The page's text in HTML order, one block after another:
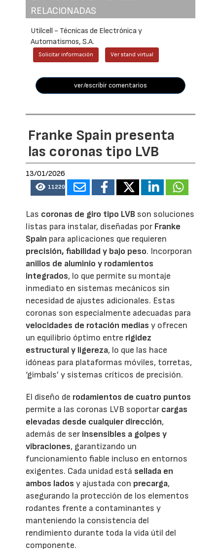
RELACIONADAS
Utilcell - Técnicas de Electrónica y
Automatismos, S.A.
Solicitar información Ver stand virtual
ver/escribir comentarios
Franke Spain presenta
las coronas tipo LVB
13/01/2026
11220
Las coronas de giro tipo LVB son soluciones
listas para instalar, diseñadas por Franke
Spain para aplicaciones que requieren
precisión, fiabilidad y bajo peso. Incorporan
anillos de aluminio y rodamientos
integrados, lo que permite su montaje
inmediato en sistemas mecánicos sin
necesidad de ajustes adicionales. Estas
coronas son especialmente adecuadas para
velocidades de rotación mediasy ofrecen
un equilibrio óptimo entre rigidez
estructural y ligereza, lo que las hace
idóneas para plataformas móviles, torretas,
‘gimbals’ y sistemas críticos de precisión.
El diseño de rodamientos de cuatro puntos
permite a las coronas LVB soportar cargas
elevadas desde cualquier dirección,
además de ser insensibles a golpes y
vibraciones, garantizando un
funcionamiento fiable incluso en entornos
exigentes. Cada unidad está sellada en
ambos lados y ajustada con precarga,
asegurando la protección de los elementos
rodantes frente a contaminantes y
manteniendo la consistencia del
rendimiento durante toda la vida útil del
componente.